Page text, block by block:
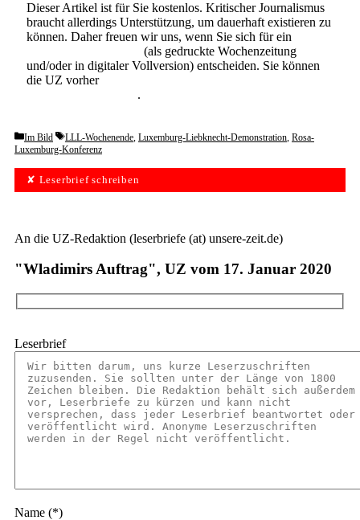
Dieser Artikel ist für Sie kostenlos. Kritischer Journalismus
braucht allerdings Unterstützung, um dauerhaft existieren zu
können. Daher freuen wir uns, wenn Sie sich für ein
(als gedruckte Wochenzeitung
und/oder in digitaler Vollversion) entscheiden. Sie können
die UZ vorher
.
Categories
Im Bild Tags
LLL-Wochenende, Luxemburg-Liebknecht-Demonstration, Rosa-
Luxemburg-Konferenz
✘ Leserbrief schreiben
An die UZ-Redaktion (leserbriefe (at) unsere-zeit.de)
"Wladimirs Auftrag", UZ vom 17. Januar 2020
Leserbrief
Name (*)